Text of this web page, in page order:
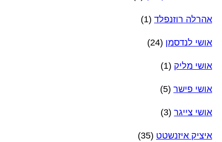
אהרלה רוזנפלד (1)
אושי לנדסמן (24)
אושי מליק (1)
אושי פישר (5)
אושי צייגר (3)
איציק איזנשטט (35)